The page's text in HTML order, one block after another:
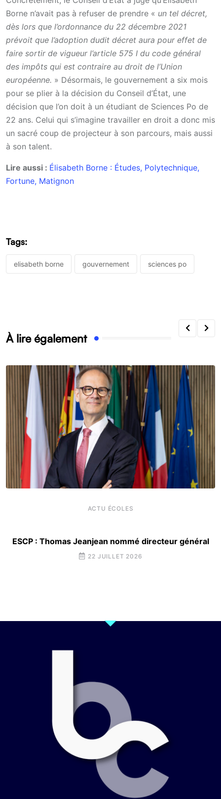
Borne n’avait pas à refuser de prendre « un tel décret,
dès lors que l’ordonnance du 22 décembre 2021
prévoit que l’adoption dudit décret aura pour effet de
faire sortir de vigueur l’article 575 I du code général
des impôts qui est contraire au droit de l’Union
européenne. » Désormais, le gouvernement a six mois
pour se plier à la décision du Conseil d’État, une
décision que l’on doit à un étudiant de Sciences Po de
22 ans. Celui qui s’imagine travailler en droit a donc mis
un sacré coup de projecteur à son parcours, mais aussi
à son talent.
Lire aussi : Élisabeth Borne : Études, Polytechnique,
Fortune, Matignon
Tags:
elisabeth borne gouvernement sciences po
À lire également
ACTU ÉCOLES
ESCP : Thomas Jeanjean nommé directeur général
22 JUILLET 2026